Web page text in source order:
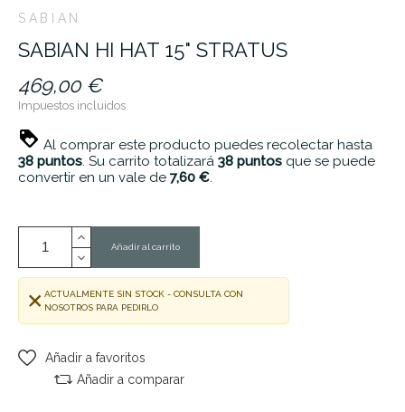
SABIAN
SABIAN HI HAT 15" STRATUS
469,00 €
Impuestos incluidos
Al comprar este producto puedes recolectar hasta
38 puntos. Su carrito totalizará 38 puntos que se puede
convertir en un vale de 7,60 €.
Añadir al carrito
ACTUALMENTE SIN STOCK - CONSULTA CON
NOSOTROS PARA PEDIRLO
Añadir a favoritos
Añadir a comparar